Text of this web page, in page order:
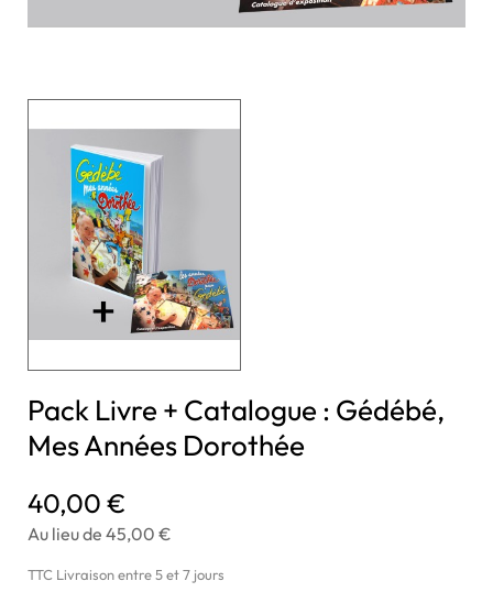
Pack Livre + Catalogue : Gédébé,
Mes Années Dorothée
40,00 €
Au lieu de 45,00 €
TTC Livraison entre 5 et 7 jours